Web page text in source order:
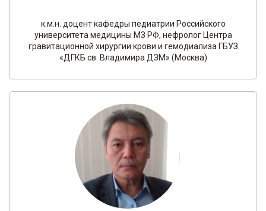
к.м.н. доцент кафедры педиатрии Российского
университета медицины МЗ РФ, нефролог Центра
гравитационной хирургии крови и гемодиализа ГБУЗ
«ДГКБ св. Владимира ДЗМ» (Москва)